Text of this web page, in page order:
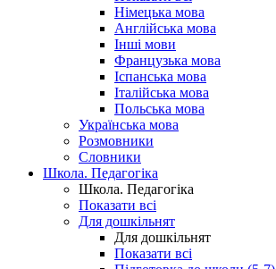
Німецька мова
Англійська мова
Інші мови
Французька мова
Іспанська мова
Італійська мова
Польська мова
Українська мова
Розмовники
Словники
Школа. Педагогіка
Школа. Педагогіка
Показати всі
Для дошкільнят
Для дошкільнят
Показати всі